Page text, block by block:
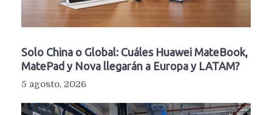
Solo China o Global: Cuáles Huawei MateBook,
MatePad y Nova llegarán a Europa y LATAM?
5 agosto, 2026